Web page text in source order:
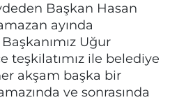
Başkan Hasan
ayında
Uğur
teşkilatımız ile belediye
akşam başka bir
ve sonrasında